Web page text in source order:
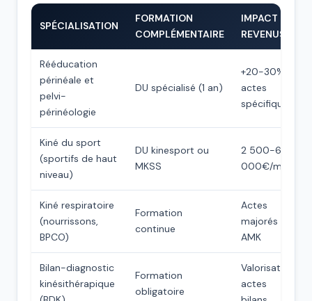
SPÉCIALISATION
FORMATION
COMPLÉMENTAIRE
IMPACT
REVENUS
Rééducation
périnéale et
pelvi-
périnéologie
DU spécialisé (1 an)
+20-30%
actes
spécifiques
Kiné du sport
(sportifs de haut
niveau)
DU kinesport ou
MKSS
2 500-6
000€/mois
Kiné respiratoire
(nourrissons,
BPCO)
Formation
continue
Actes
majorés
AMK
Bilan-diagnostic
kinésithérapique
Formation
obligatoire
Valorisation
actes